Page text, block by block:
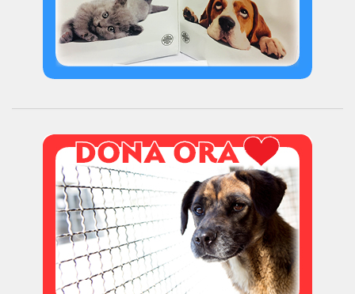
I nostri ospiti
Cani
Cani taglia grande
Gatti
Sostienici
Diventa volontario
Diventa socio
Donazioni
5×1000